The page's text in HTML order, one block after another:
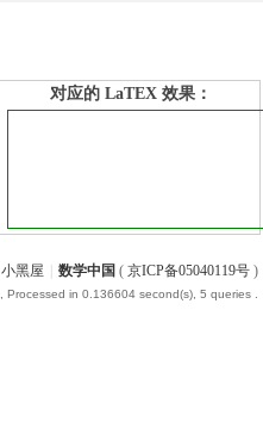
对应的 LaTEX 效果：
小黑屋 数学中国 ( 京ICP备05040119号)
, Processed in 0.136604 second(s), 5 queries .